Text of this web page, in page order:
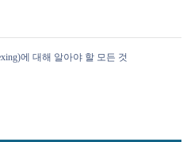
에 대해 알아야 할 모든 것